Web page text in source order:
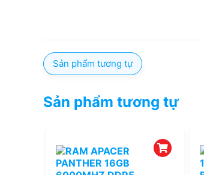
Sản phẩm tương tự
Sản phẩm tương tự